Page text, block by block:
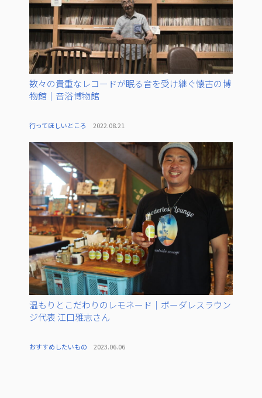
数々の貴重なレコードが眠る音を受け継ぐ懐古の博
物館｜音浴博物館
行ってほしいところ 2022.08.21
温もりとこだわりのレモネード｜ボーダレスラウン
ジ代表 江口雅志さん
おすすめしたいもの 2023.06.06